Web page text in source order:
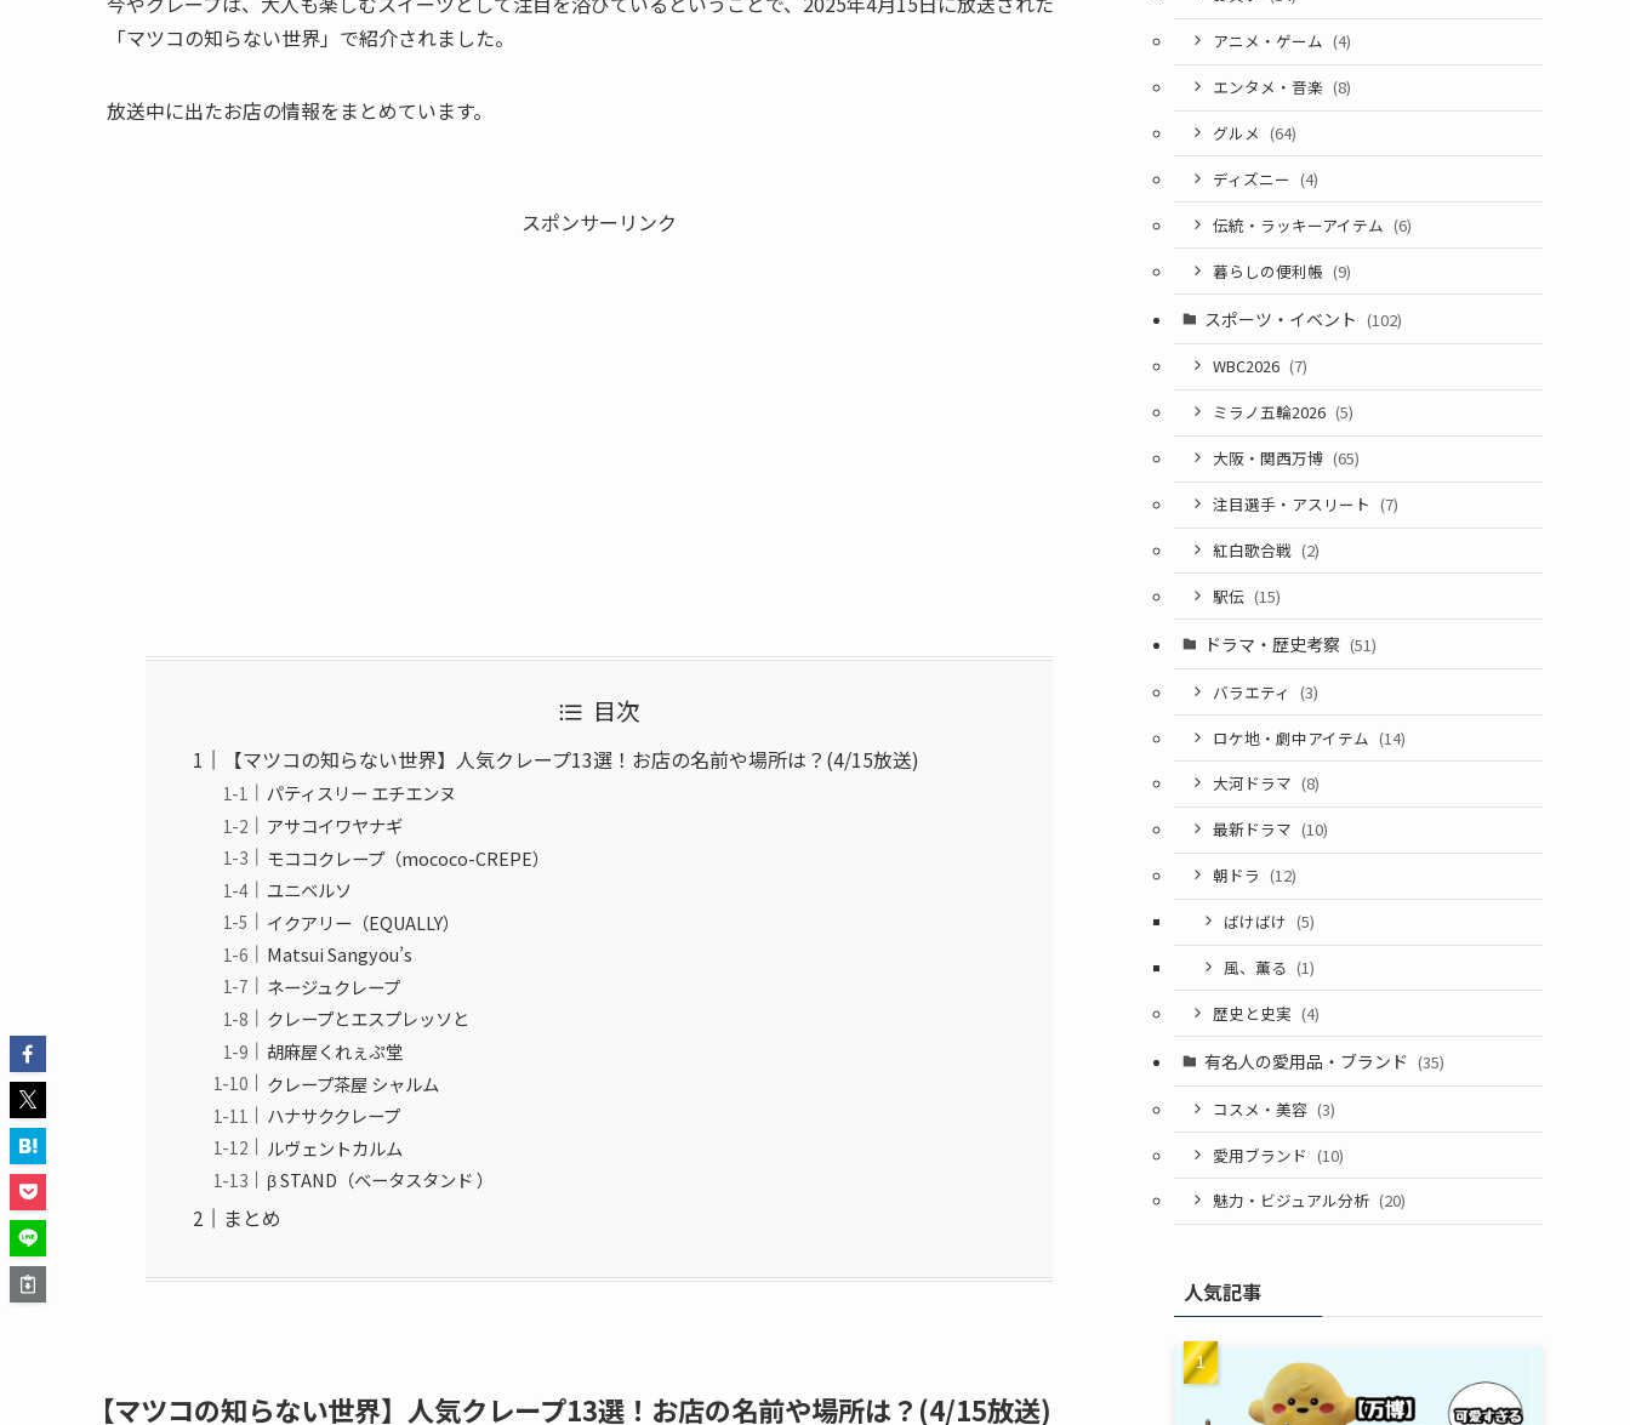
「マツコの知らない世界」で紹介されました。
放送中に出たお店の情報をまとめています。
スポンサーリンク
目次
【マツコの知らない世界】人気クレープ13選！お店の名前や場所は？(4/15放送)
パティスリー エチエンヌ
アサコイワヤナギ
モココクレープ（mococo-CREPE）
ユニベルソ
イクアリー（EQUALLY）
Matsui Sangyou’s
ネージュクレープ
クレープとエスプレッソと
胡麻屋くれぇぷ堂
クレープ茶屋 シャルム
ハナサククレープ
ルヴェントカルム
β STAND（ベータスタンド ）
まとめ
【マツコの知らない世界】人気クレープ13選！お店の名前や場所は？(4/15放送)
アニメ・ゲーム (4)
エンタメ・音楽 (8)
グルメ (64)
ディズニー (4)
伝統・ラッキーアイテム (6)
暮らしの便利帳 (9)
スポーツ・イベント (102)
WBC2026 (7)
ミラノ五輪2026 (5)
大阪・関西万博 (65)
注目選手・アスリート (7)
紅白歌合戦 (2)
駅伝 (15)
ドラマ・歴史考察 (51)
バラエティ (3)
ロケ地・劇中アイテム (14)
大河ドラマ (8)
最新ドラマ (10)
朝ドラ (12)
ばけばけ (5)
風、薫る (1)
歴史と史実 (4)
有名人の愛用品・ブランド (35)
コスメ・美容 (3)
愛用ブランド (10)
魅力・ビジュアル分析 (20)
人気記事